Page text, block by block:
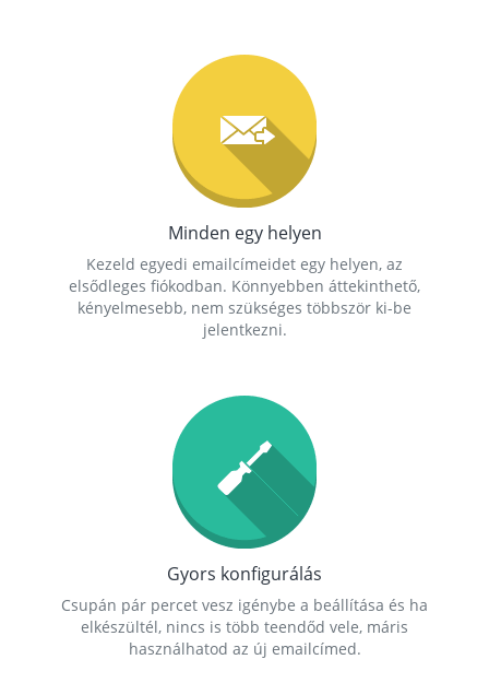
Minden egy helyen
Kezeld egyedi emailcímeidet egy helyen, az
elsődleges fiókodban. Könnyebben áttekinthető,
kényelmesebb, nem szükséges többször ki-be
jelentkezni.
Gyors konfigurálás
Csupán pár percet vesz igénybe a beállítása és ha
elkészültél, nincs is több teendőd vele, máris
használhatod az új emailcímed.